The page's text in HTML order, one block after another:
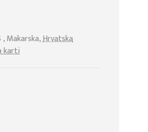
,Makarska,Hrvatska
karti